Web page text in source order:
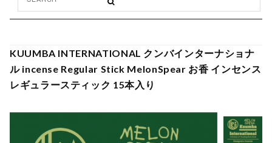
KUUMBA INTERNATIONAL クンバインターナショナ
ル incense Regular Stick MelonSpear お香 インセンス
レギュラースティック 15本入り